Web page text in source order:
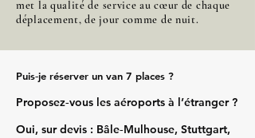
met la qualité de service au cœur de chaque
déplacement, de jour comme de nuit.
Puis‑je réserver un van 7 places ?
Proposez‑vous les aéroports à l’étranger ?
Oui, sur devis : Bâle‑Mulhouse, Stuttgart,